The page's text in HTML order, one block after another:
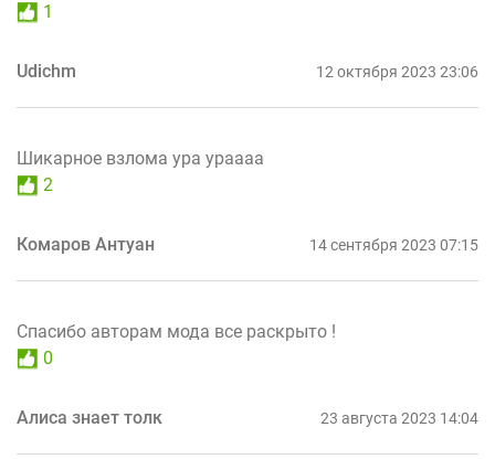
1
Udichm 12 октября 2023 23:06
Шикарное взлома ура ураааа
2
Комаров Антуан 14 сентября 2023 07:15
Спасибо авторам мода все раскрыто !
0
Алиса знает толк 23 августа 2023 14:04